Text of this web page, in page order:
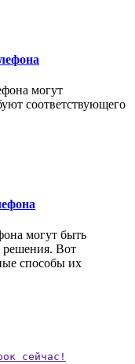
могут
соответствующего
могут быть
решения. Вот
способы их
сейчас!